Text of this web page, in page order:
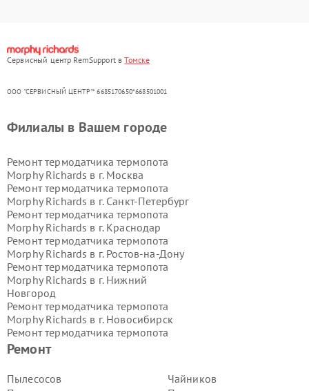
Сервисный центр RemSupport вТомске
ООО "СЕРВИСНЫЙ ЦЕНТР"* 6685170650*668501001
Ремонт
Пылесосов
Чайников
Филиалы в Вашем городе
Ремонт термодатчика термопота
Morphy Richards в г. Москва
Ремонт термодатчика термопота
Morphy Richards в г. Санкт-Петербург
Ремонт термодатчика термопота
Morphy Richards в г. Краснодар
Ремонт термодатчика термопота
Morphy Richards в г. Ростов-на-Дону
Ремонт термодатчика термопота
Morphy Richards в г. Нижний
Новгород
Ремонт термодатчика термопота
Morphy Richards в г. Новосибирск
Ремонт термодатчика термопота
Morphy Richards в г.
Ремонт термодатчика термопота
Ремонт термодатчика термопота